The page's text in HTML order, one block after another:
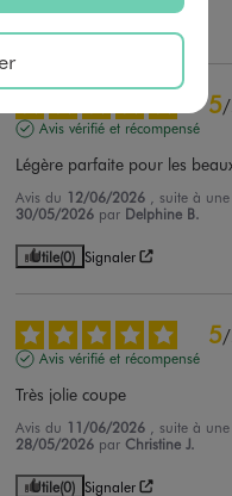
5/
Avis vérifié et récompensé
Légère parfaite pour les
Avis du 12/06/2026
, suite à
30/05/2026 par Delphine B.
Utile(0) Signaler
5/
Avis vérifié et récompensé
Très jolie coupe
Avis du 11/06/2026
, suite à
28/05/2026 parChristine J.
Utile(0) Signaler